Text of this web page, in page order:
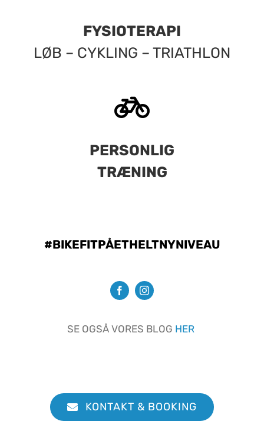
FYSIOTERAPI
LØB – CYKLING – TRIATHLON
PERSONLIG
TRÆNING
#BIKEFITPÅETHELTNYNIVEAU
SE OGSÅ VORES BLOG HER
KONTAKT & BOOKING